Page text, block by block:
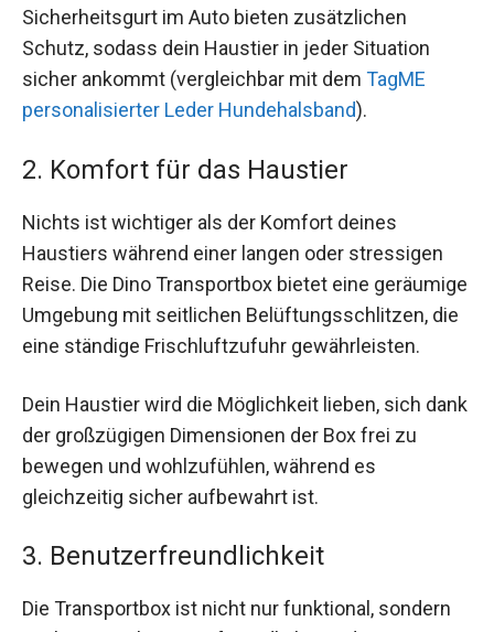
Sicherheitsgurt im Auto bieten zusätzlichen
Schutz, sodass dein Haustier in jeder Situation
sicher ankommt (vergleichbar mit dem TagME
personalisierter Leder Hundehalsband).
2. Komfort für das Haustier
Nichts ist wichtiger als der Komfort deines
Haustiers während einer langen oder stressigen
Reise. Die Dino Transportbox bietet eine geräumige
Umgebung mit seitlichen Belüftungsschlitzen, die
eine ständige Frischluftzufuhr gewährleisten.
Dein Haustier wird die Möglichkeit lieben, sich dank
der großzügigen Dimensionen der Box frei zu
bewegen und wohlzufühlen, während es
gleichzeitig sicher aufbewahrt ist.
3. Benutzerfreundlichkeit
Die Transportbox ist nicht nur funktional, sondern